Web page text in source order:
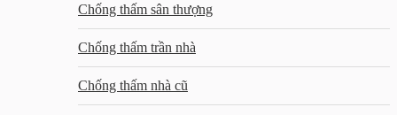
Chống thấm sân thượng
Chống thấm trần nhà
Chống thấm nhà cũ